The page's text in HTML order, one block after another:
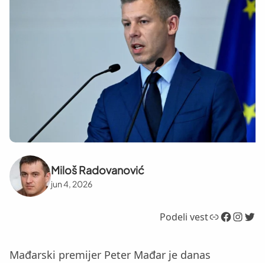
Miloš Radovanović
jun 4, 2026
Podeli vestLink Facebook InstagramTwitter
Mađarski premijer Peter Mađar je danas